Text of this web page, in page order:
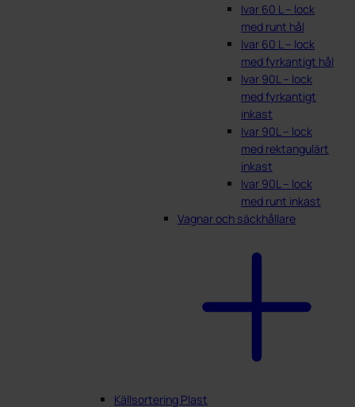
Ivar 60 L – lock
med runt hål
Ivar 60 L – lock
med fyrkantigt hål
Ivar 90L – lock
med fyrkantigt
inkast
Ivar 90L – lock
med rektangulärt
inkast
Ivar 90L – lock
med runt inkast
Vagnar och säckhållare
Källsortering Plast